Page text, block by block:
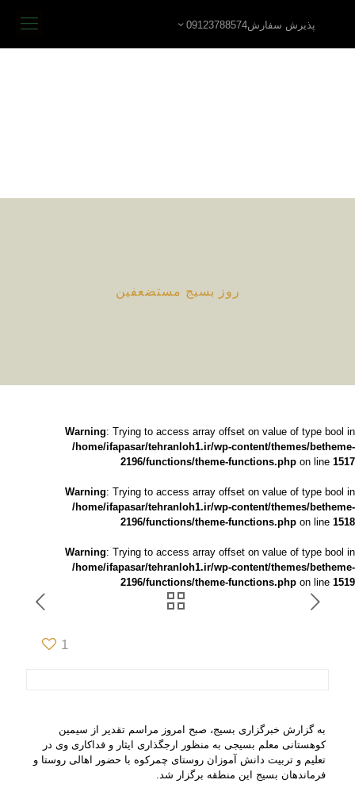
پذیرش سفارش09123788574
روز بسیج مستضعفین
Warning: Trying to access array offset on value of type bool in
/home/ifapasar/tehranloh1.ir/wp-content/themes/betheme-
2196/functions/theme-functions.php on line 1517
Warning: Trying to access array offset on value of type bool in
/home/ifapasar/tehranloh1.ir/wp-content/themes/betheme-
2196/functions/theme-functions.php on line 1518
Warning: Trying to access array offset on value of type bool in
/home/ifapasar/tehranloh1.ir/wp-content/themes/betheme-
2196/functions/theme-functions.php on line 1519
1
به گزارش خبرگزاری بسیج، صبح امروز مراسم تقدیر از سیمین
کوهستانی معلم بسیجی به منظور ارج‎گذاری ایثار و فداکاری وی در
تعلیم و تربیت دانش آموزان روستای چمرکوه با حضور اهالی روستا و
فرماندهان بسیج این منطقه برگزار شد.